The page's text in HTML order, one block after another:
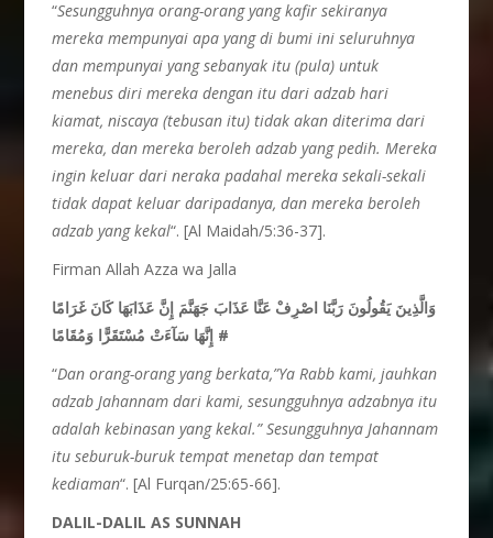
“Sesungguhnya orang-orang yang kafir sekiranya
mereka mempunyai apa yang di bumi ini seluruhnya
dan mempunyai yang sebanyak itu (pula) untuk
menebus diri mereka dengan itu dari adzab hari
kiamat, niscaya (tebusan itu) tidak akan diterima dari
mereka, dan mereka beroleh adzab yang pedih. Mereka
ingin keluar dari neraka padahal mereka sekali-sekali
tidak dapat keluar daripadanya, dan mereka beroleh
adzab yang kekal“. [Al Maidah/5:36-37].
Firman Allah Azza wa Jalla
وَالَّذِينَ يَقُولُونَ رَبَّنَا اصْرِفْ عَنَّا عَذَابَ جَهَنَّمَ إِنَّ عَذَابَهَا كَانَ غَرَامًا
# إِنَّهَا سَآءَتْ مُسْتَقَرًّا وَمُقَامًا
“Dan orang-orang yang berkata,”Ya Rabb kami, jauhkan
adzab Jahannam dari kami, sesungguhnya adzabnya itu
adalah kebinasan yang kekal.” Sesungguhnya Jahannam
itu seburuk-buruk tempat menetap dan tempat
kediaman“. [Al Furqan/25:65-66].
DALIL-DALIL AS SUNNAH